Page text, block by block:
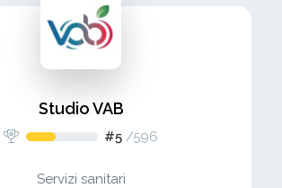
Studio VAB
#5 /596
Servizi sanitari